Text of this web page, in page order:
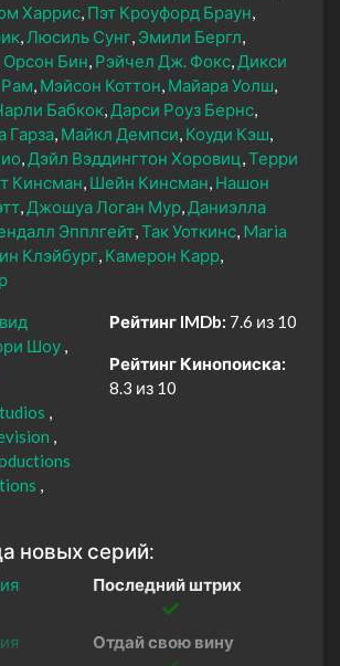
Харрис Пэт Кроуфорд Браун
Люсиль Сунг Эмили Бергл
Орсон Бин Рэйчел Дж. Фокс Дикси
Мэйсон Коттон Майара Уолш
Бабкок Дарси Роуз Бернс
Гарза Майкл Демпси Коуди Кэш
Дэйл Вэддингтон Хоровиц Терри
Кинсман Шейн Кинсман Нашон
Джошуа Логан Мур Даниэлла
Эпплгейт Так Уоткинс Maria
Клэйбург Камерон Карр
Шоу
Рейтинг IMDb: 7.6 из 10
Рейтинг Кинопоиска:
8.3 из 10
новых серий:
Последний штрих
Отдай свою вину